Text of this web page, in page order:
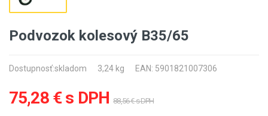
Podvozok kolesový B35/65
Dostupnosť:skladom 3,24 kg EAN: 5901821007306
75,28 € s DPH 88,56 € s DPH